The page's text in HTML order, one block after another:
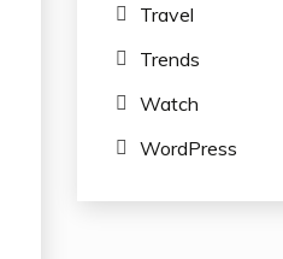
Travel
Trends
Watch
WordPress